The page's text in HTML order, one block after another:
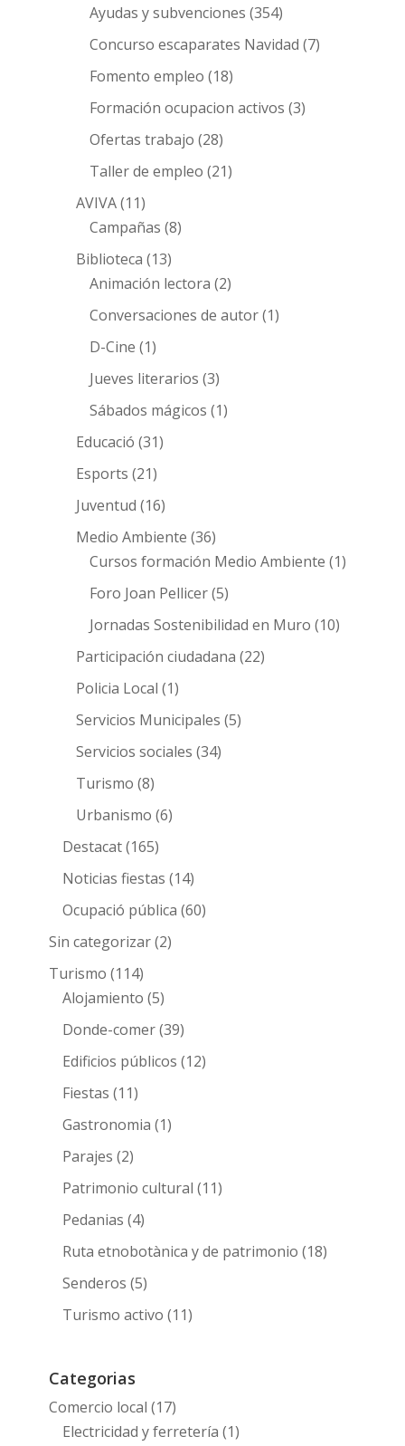
Ayudas y subvenciones (354)
Concurso escaparates Navidad (7)
Fomento empleo (18)
Formación ocupacion activos (3)
Ofertas trabajo (28)
Taller de empleo (21)
AVIVA(11)
Campañas (8)
Biblioteca (13)
Animación lectora (2)
Conversaciones de autor(1)
D-Cine (1)
Jueves literarios (3)
Sábados mágicos (1)
Educació (31)
Esports (21)
Juventud (16)
Medio Ambiente (36)
Cursos formación Medio Ambiente (1)
Foro Joan Pellicer(5)
Jornadas Sostenibilidad en Muro (10)
Participación ciudadana (22)
Policia Local (1)
Servicios Municipales (5)
Servicios sociales (34)
Turismo (8)
Urbanismo (6)
Destacat(165)
Noticias fiestas (14)
Ocupació pública (60)
Sin categorizar(2)
Turismo (114)
Alojamiento (5)
Donde-comer(39)
Edificios públicos (12)
Fiestas (11)
Gastronomia (1)
Parajes (2)
Patrimonio cultural (11)
Pedanias (4)
Ruta etnobotànica y de patrimonio (18)
Senderos (5)
Turismo activo (11)
Categorias
Comercio local (17)
Electricidad y ferretería (1)